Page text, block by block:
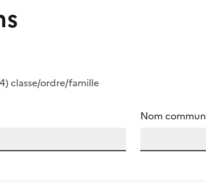
classe/ordre/famille
Nom commun